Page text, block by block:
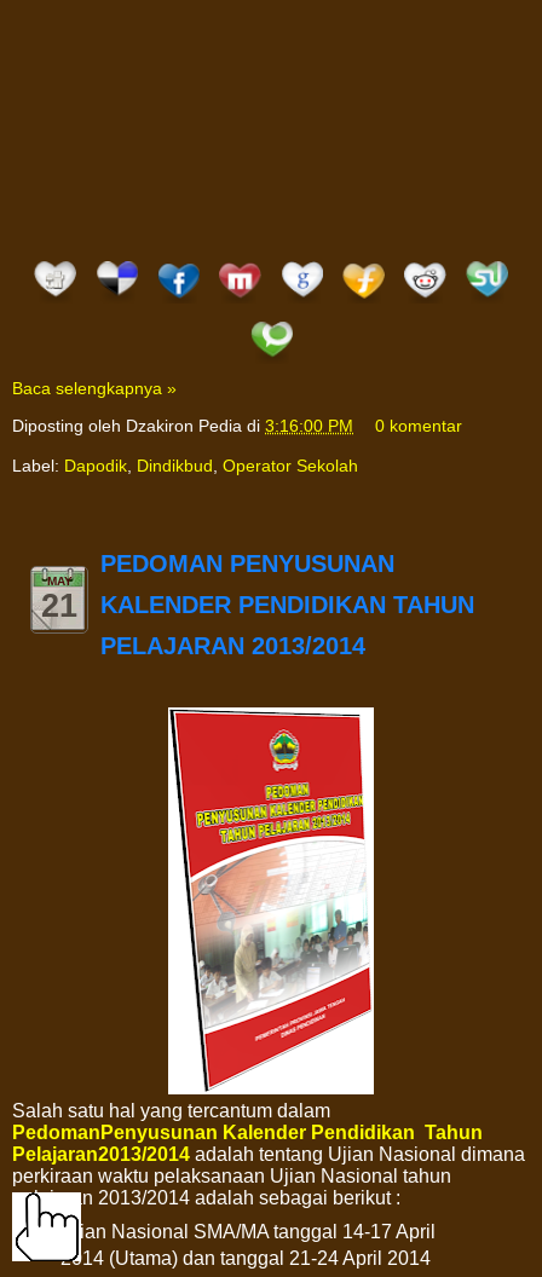
Baca selengkapnya »
Diposting oleh Dzakiron Pedia di 3:16:00 PM 0 komentar
Label: Dapodik Dindikbud Operator Sekolah
MAY
21
PEDOMAN PENYUSUNAN
KALENDER PENDIDIKAN TAHUN
PELAJARAN 2013/2014
Salah satu hal yang tercantum dalam
PedomanPenyusunan Kalender Pendidikan Tahun
Pelajaran2013/2014 adalah tentang Ujian Nasional dimana
perkiraan waktu pelaksanaan Ujian Nasional tahun
pelajaran 2013/2014 adalah sebagai berikut :
Ujian Nasional SMA/MA tanggal 14-17 April
2014 (Utama) dan tanggal 21-24 April 2014